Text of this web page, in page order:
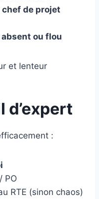
chef de projet
absent ou flou
et lenteur
d’expert
:
PO
RTE (sinon chaos)